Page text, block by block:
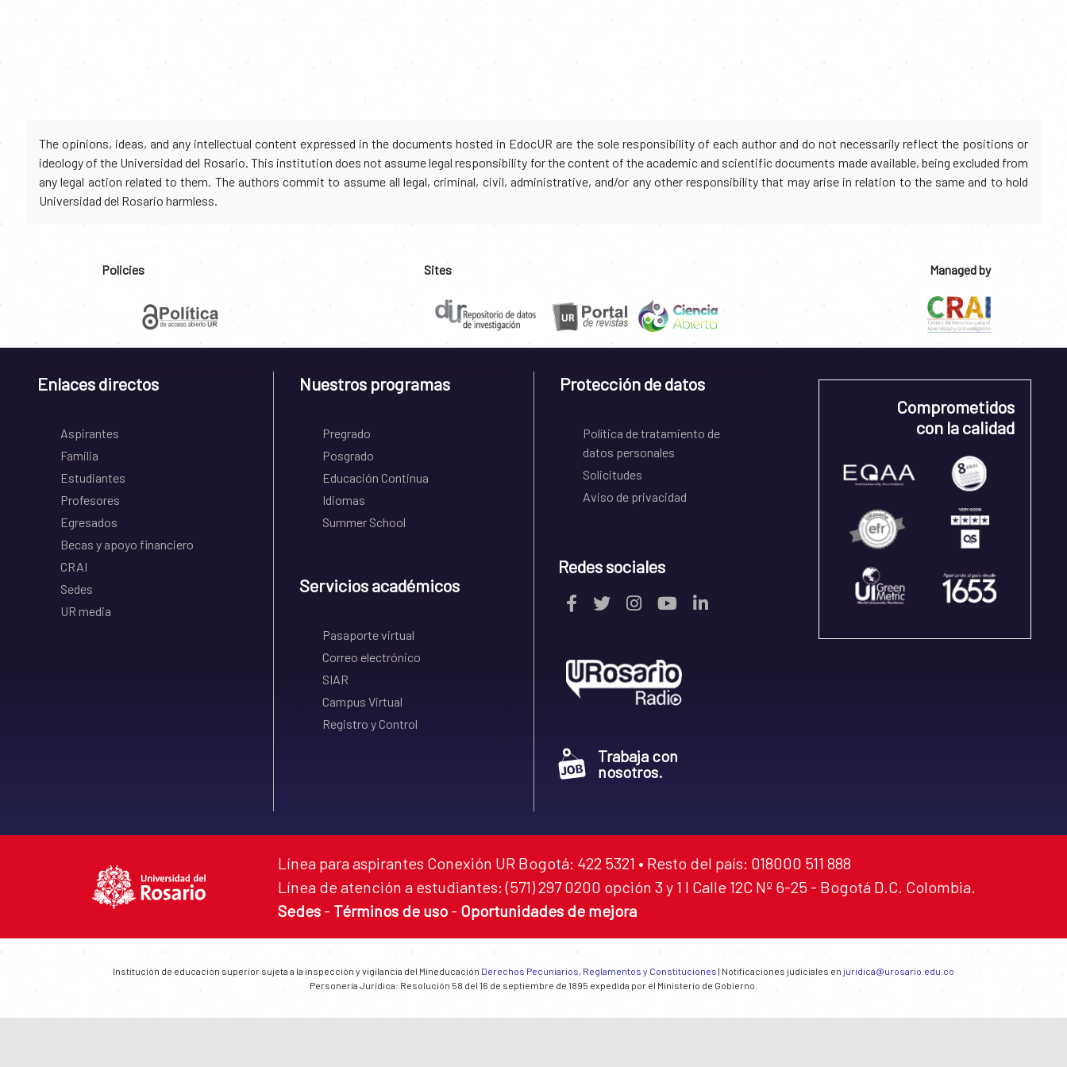
The opinions, ideas, and any intellectual content expressed in the documents hosted in EdocUR are the sole responsibility of each author and do not necessarily reflect the positions or
ideology of the Universidad del Rosario. This institution does not assume legal responsibility for the content of the academic and scientific documents made available, being excluded from
any legal action related to them. The authors commit to assume all legal, criminal, civil, administrative, and/or any other responsibility that may arise in relation to the same and to hold
Universidad del Rosario harmless.
Policies Sites Managed by
Enlaces directos
Aspirantes
Familia
Estudiantes
Profesores
Egresados
Becas y apoyo financiero
CRAI
Sedes
UR media
Nuestros programas
Pregrado
Posgrado
Educación Continua
Idiomas
Summer School
Servicios académicos
Pasaporte virtual
Correo electrónico
SIAR
Campus Virtual
Registro y Control
Protección de datos
Política de tratamiento de
datos personales
Solicitudes
Aviso de privacidad
Redes sociales
Trabaja con
nosotros.
Comprometidos
con la calidad
Línea para aspirantes Conexión UR Bogotá: 422 5321 • Resto del país: 018000 511 888
Línea de atención a estudiantes: (571) 297 0200 opción 3 y 1 I Calle 12C Nº 6-25 - Bogotá D.C. Colombia.
Sedes - Términos de uso - Oportunidades de mejora
Institución de educación superior sujeta a la inspección y vigilancia del Mineducación Derechos Pecuniarios, Reglamentos y Constituciones | Notificaciones judiciales en juridica@urosario.edu.co
Personería Jurídica: Resolución 58 del 16 de septiembre de 1895 expedida por el Ministerio de Gobierno.